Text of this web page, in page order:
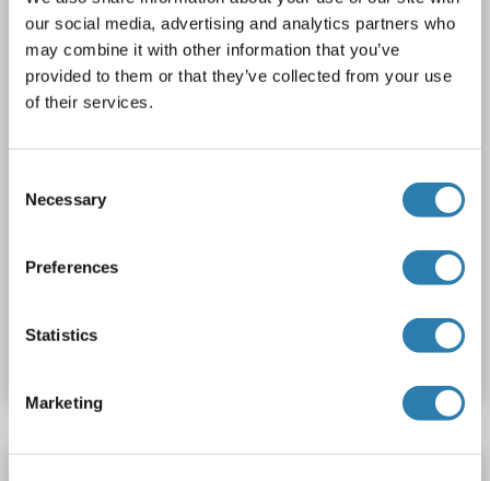
our social media, advertising and analytics partners who
may combine it with other information that you’ve
provided to them or that they’ve collected from your use
of their services.
Selection
Necessary
Preferences
Statistics
Marketing
1 image